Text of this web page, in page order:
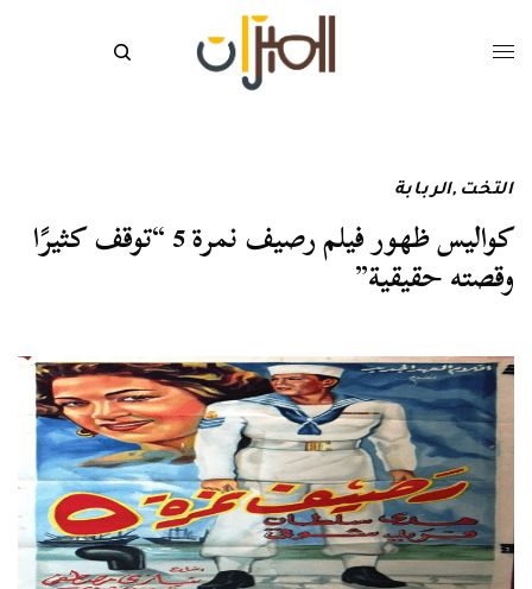
التخت ,الربابة
كواليس ظهور فيلم رصيف نمرة 5 “توقف كثيرًا
وقصته حقيقية”